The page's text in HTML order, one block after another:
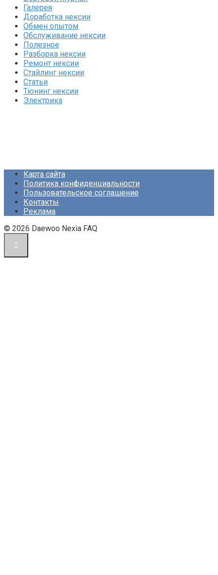
Галерея
Доработка нексии
Обмен опытом
Обслуживание нексии
Полезное
Разборка нексии
Ремонт нексии
Стайлинг нексии
Статьи
Тюнинг нексии
Электрика
Карта сайта
Политика конфиденциальности
Пользовательское соглашение
Контакты
Реклама
© 2026 Daewoo Nexia FAQ